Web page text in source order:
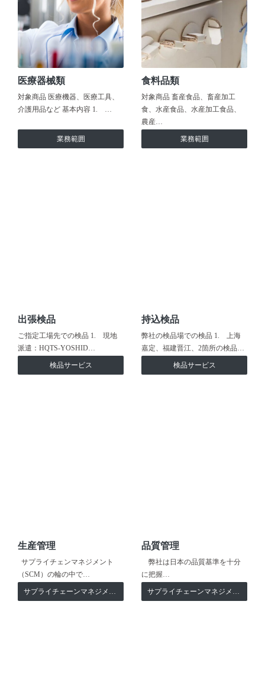
医療器械類
対象商品 医療機器、医療工具、
介護用品など 基本内容 1. …
業務範囲
食料品類
対象商品 畜産食品、畜産加工
食、水産食品、水産加工食品、
農産…
業務範囲
出張検品
ご指定工場先での検品 1. 現地
派遣：HQTS-YOSHID…
検品サービス
持込検品
弊社の検品場での検品 1. 上海
嘉定、福建晋江、2箇所の検品…
検品サービス
生産管理
サプライチェンマネジメント
（SCM）の輪の中で…
サプライチェーンマネジメント
品質管理
弊社は日本の品質基準を十分
に把握…
サプライチェーンマネジメント